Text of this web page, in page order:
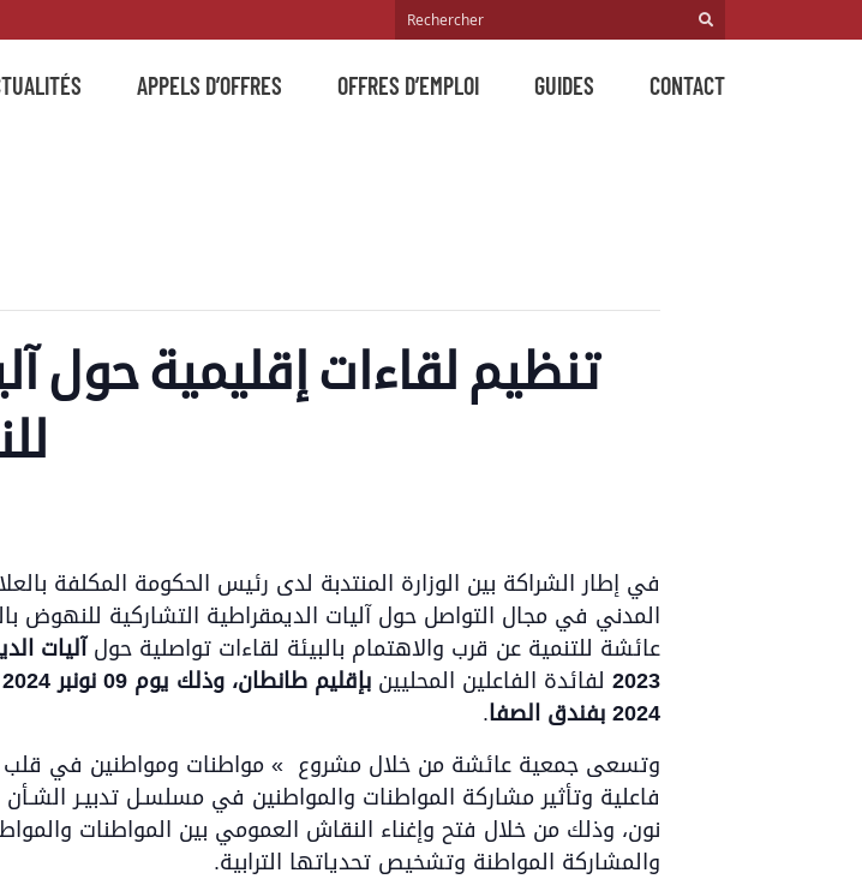
APPELS D’OFFRES OFFRES D’EMPLOI GUIDES CONTACT
تنظيم لقاءات إقليمية حول
في إطار الشراكة بين الوزارة المنتدبة لدى رئيس الحكومة المكلفة
عائشة للتنمية عن قرب والاهتمام بالبيئة لقاءات تواصلية حولآليات
2023 لفائدة الفاعلين المحليين بإقليم طانطان، وذلك يوم 09 نونبر 2024 بفندق الرمال الذهبية
2024 بفندق الصفا
.
وتسعى جمعية عائشة من خلال مشروع » مواطنات ومواطنين في قلب
فاعلية وتأثير مشاركة المواطنات والمواطنين في مسلسـل تدبيـر
نون، وذلك من خلال فتح وإغناء النقاش العمومي بين المواطنات
والمشاركة المواطنة وتشخيص تحدياتها الترابية.